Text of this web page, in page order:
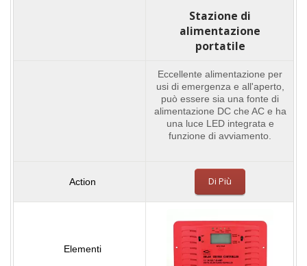
Stazione di
alimentazione
portatile
Eccellente alimentazione per
usi di emergenza e all'aperto,
può essere sia una fonte di
alimentazione DC che AC e ha
una luce LED integrata e
funzione di avviamento.
Di Più